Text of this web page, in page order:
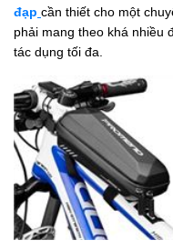
đạp cần thiết cho một
phải mang theo khá nhiều
tác dụng tối đa.